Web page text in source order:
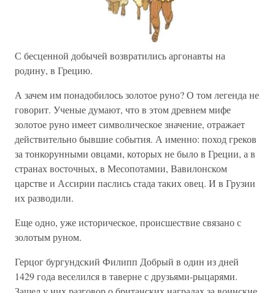
С бесценной добычей возвратились аргонавты на
родину, в Грецию.
А зачем им понадобилось золотое руно? О том легенда не
говорит. Ученые думают, что в этом древнем мифе
золотое руно имеет символическое значение, отражает
действительно бывшие события. А именно: поход греков
за тонкорунными овцами, которых не было в Греции, а в
странах восточных, в Месопотамии, Вавилонском
царстве и Ассирии паслись стада таких овец. И в Грузии
их разводили.
Еще одно, уже историческое, происшествие связано с
золотым руном.
Герцог бургундский Филипп Добрый в один из дней
1429 года веселился в таверне с друзьями-рыцарями.